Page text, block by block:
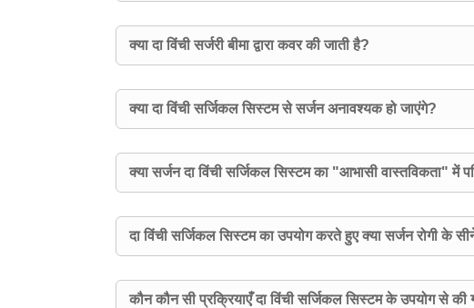
क्या दा विंची सर्जरी बीमा द्वारा कवर की जाती है?
क्या दा विंची सर्जिकल सिस्टम से सर्जन अनावश्यक हो जाएंगे?
क्या सर्जन दा विंची सर्जिकल सिस्टम का "आभासी वास्तविकता" में
दा विंची सर्जिकल सिस्टम का उपयोग करते हुए क्या सर्जन रोगी
कौन कौन सी प्रक्रियाएँ दा विंची सर्जिकल सिस्टम के उपयोग से